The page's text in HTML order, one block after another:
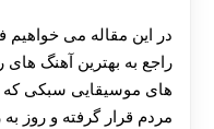
در این مقاله می خواهیم
راجع به بهترین آهنگ
های موسیقایی سبکی که
مردم قرار گرفته و روز